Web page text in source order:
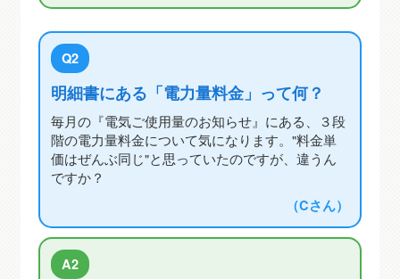
Q2
明細書にある「電力量料金」って何？
毎月の『電気ご使用量のお知らせ』にある、３段
階の電力量料金について気になります。"料金単
価はぜんぶ同じ"と思っていたのですが、違うん
ですか？
（Cさん）
A2